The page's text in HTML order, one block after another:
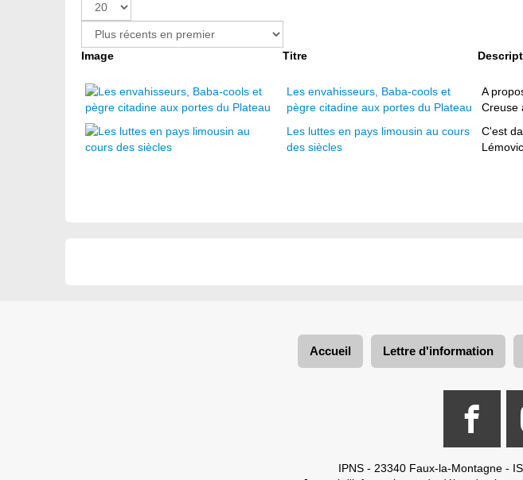
Image Titre
Les envahisseurs, Baba-cools et
pègre citadine aux portes du Plateau
A
Creuse
Les luttes en pays limousin au cours
des siècles
C'est
Accueil Lettre d'information
IPNS - 23340 Faux-la-Montagne -